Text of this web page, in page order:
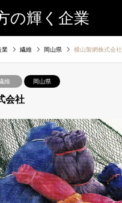
の輝く企業
業 繊維 岡山県 横山製網株式会社
維 岡山県
会社